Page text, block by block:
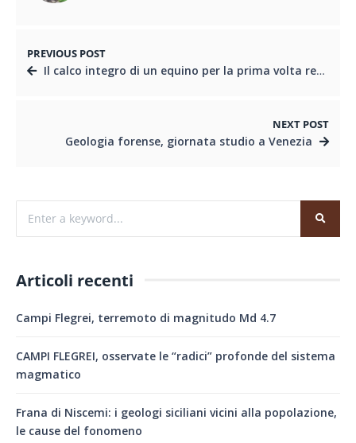
PREVIOUS POST
Il calco integro di un equino per la prima volta realizzato a Pompei
NEXT POST
Geologia forense, giornata studio a Venezia
Articoli recenti
Campi Flegrei, terremoto di magnitudo Md 4.7
CAMPI FLEGREI, osservate le “radici” profonde del sistema
magmatico
Frana di Niscemi: i geologi siciliani vicini alla popolazione,
le cause del fonomeno